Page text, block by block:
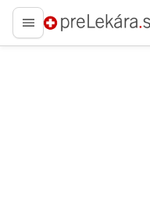
preLekára.sk